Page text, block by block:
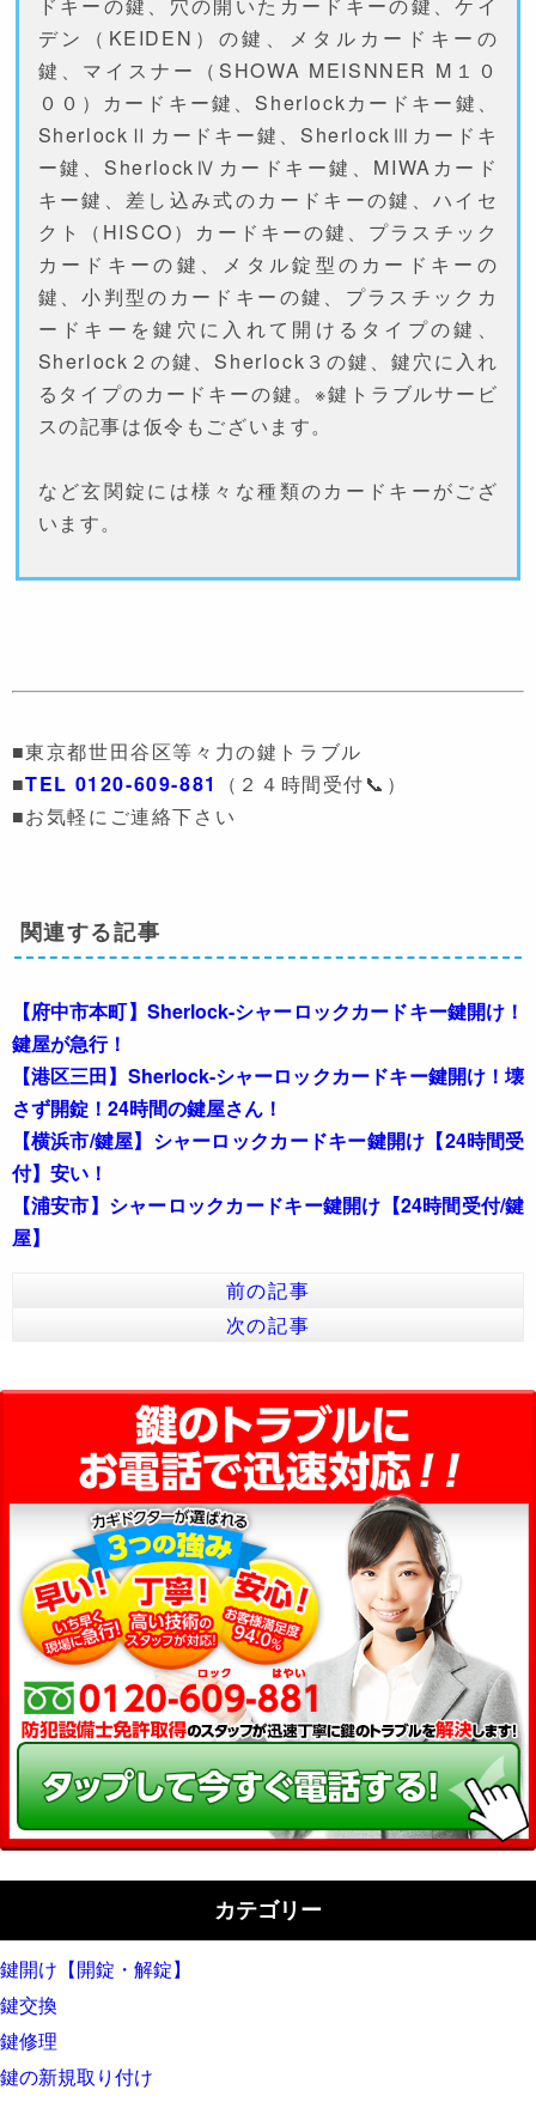
ドキーの鍵、穴の開いたカードキーの鍵、ケイ
デン（KEIDEN）の鍵、メタルカードキーの
鍵、マイスナー（SHOWA MEISNNER M１０
００）カードキー鍵、Sherlockカードキー鍵、
SherlockⅡカードキー鍵、SherlockⅢカードキ
ー鍵、SherlockⅣカードキー鍵、MIWAカード
キー鍵、差し込み式のカードキーの鍵、ハイセ
クト（HISCO）カードキーの鍵、プラスチック
カードキーの鍵、メタル錠型のカードキーの
鍵、小判型のカードキーの鍵、プラスチックカ
ードキーを鍵穴に入れて開けるタイプの鍵、
Sherlock２の鍵、Sherlock３の鍵、鍵穴に入れ
るタイプのカードキーの鍵。※鍵トラブルサービ
スの記事は仮令もございます。
など玄関錠には様々な種類のカードキーがござ
います。
■東京都世田谷区等々力の鍵トラブル
■TEL 0120-609-881
（２４時間受付📞）
■お気軽にご連絡下さい
関連する記事
【府中市本町】Sherlock-シャーロックカードキー鍵開け！
鍵屋が急行！
【港区三田】Sherlock-シャーロックカードキー鍵開け！壊
さず開錠！24時間の鍵屋さん！
【横浜市/鍵屋】シャーロックカードキー鍵開け【24時間受
付】安い！
【浦安市】シャーロックカードキー鍵開け【24時間受付/鍵
屋】
前の記事
次の記事
カテゴリー
鍵開け【開錠・解錠】
鍵交換
鍵修理
鍵の新規取り付け